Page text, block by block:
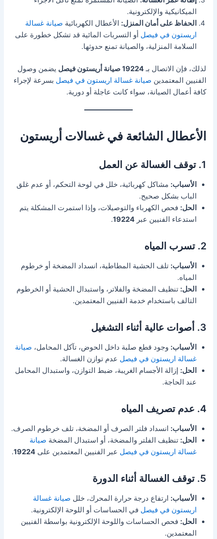
الميكانيكية والإلكترونية.
الحفاظ على أمان المنزل: الأعطال الكهربائية صيانة غسالة
اريستون في فيصل أو التسربات المائية قد تشكل خطورة على
السلامة المنزلية، والصيانة تمنع حدوثها.
لذلك، فإن الاتصال بـ19224 صيانة أريستون فيصل
يضمن وصول
الفنيين المعتمدين صيانة غسالة اريستون في فيصل بسرعة لإجراء
كافة أعمال الصيانة، سواء كانت عاجلة أو دورية.
الأعطال الشائعة في غسالات أريستون
1. توقف الغسالة عن العمل
الأسباب: مشاكل كهربائية، خلل في لوحة التحكم، أو عدم غلق
الباب بشكل صحيح.
الحل: فحص الكهرباء والتوصيلات، وإذا استمرت المشكلة يتم
استدعاء الفنيين عبر19224
.
2. تسرب المياه
الأسباب: تلف الحشية المطاطية، انسداد المضخة أو خرطوم
المياه.
الحل: تنظيف المضخة والفلاتر، واستبدال الحشية أو الخرطوم
التالف باستخدام خدمة الفنيين المعتمدين.
3. أصوات عالية أثناء التشغيل
الأسباب: وجود قطع صلبة داخل الحوض، تآكل المحامل، صيانة
غسالة اريستون في فيصل عدم توازن الغسالة.
الحل: إزالة الأجسام الغريبة، ضبط التوازن، واستبدال المحامل
عند الحاجة.
4. عدم تصريف المياه
الأسباب: انسداد فلتر الصرف أو المضخة، تلف خرطوم الصرف.
الحل: تنظيف الفلتر والمضخة، أو استبدال المضخة صيانة
غسالة اريستون في فيصل عبر الفنيين المعتمدين على19224
.
5. توقف الغسالة أثناء الدورة
الأسباب: ارتفاع درجة حرارة المحرك، خلل صيانة غسالة
اريستون في فيصل في الحساسات أو اللوحة الإلكترونية.
الحل: فحص الحساسات واللوحة الإلكترونية بواسطة الفنيين
المعتمدين.